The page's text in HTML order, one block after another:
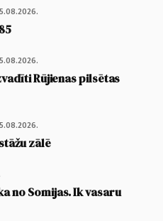
Rūjienas pilsētas
zālē
no Somijas. Ik vasaru